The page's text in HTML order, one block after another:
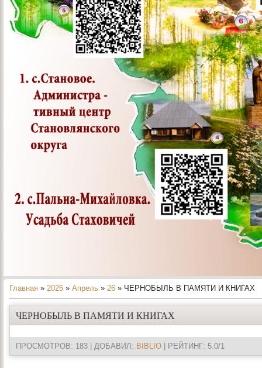
Главная » 2025 » Апрель » 26 » ЧЕРНОБЫЛЬ В ПАМЯТИ И КНИГАХ
ЧЕРНОБЫЛЬ В ПАМЯТИ И КНИГАХ
ПРОСМОТРОВ: 183 | ДОБАВИЛ: BIBLIO | РЕЙТИНГ: 5.0/1